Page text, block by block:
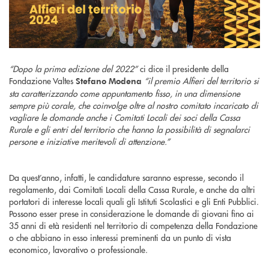
“Dopo la prima edizione del 2022”ci dice il presidente della
Fondazione Valtes Stefano Modena “il premio Alfieri del territorio si
sta caratterizzando come appuntamento fisso, in una dimensione
sempre più corale, che coinvolge oltre al nostro comitato incaricato di
vagliare le domande anche i Comitati Locali dei soci della Cassa
Rurale e gli entri del territorio che hanno la possibilità di segnalarci
persone e iniziative meritevoli di attenzione.”
Da quest’anno, infatti, le candidature saranno espresse, secondo il
regolamento, dai Comitati Locali della Cassa Rurale, e anche da altri
portatori di interesse locali quali gli Istituti Scolastici e gli Enti Pubblici.
Possono esser prese in considerazione le domande di giovani fino ai
35 anni di età residenti nel territorio di competenza della Fondazione
o che abbiano in esso interessi preminenti da un punto di vista
economico, lavorativo o professionale.